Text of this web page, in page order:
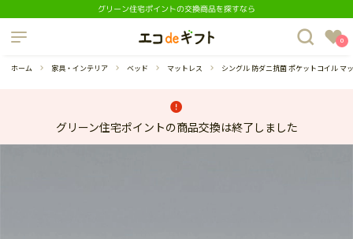
グリーン住宅ポイントの交換商品を探すなら
制度について
よくあるご質問 0
ホーム 家具・インテリア ベッド マットレス シングル 防ダニ抗菌 ポケットコイル マ
グリーン住宅ポイントの商品交換は終了しました